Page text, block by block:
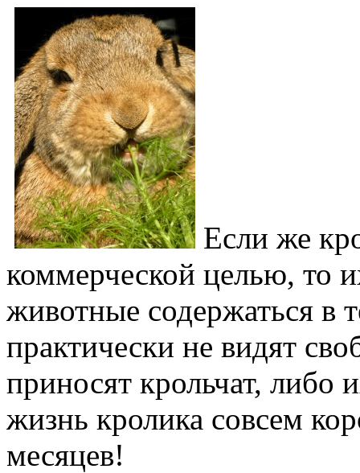
Если же
коммерческой целью, то
животные содержаться в
практически не видят
приносят крольчат, либо
жизнь кролика совсем
месяцев!